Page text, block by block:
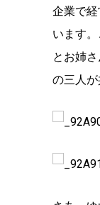
企業で
います
とお姉
の三人が